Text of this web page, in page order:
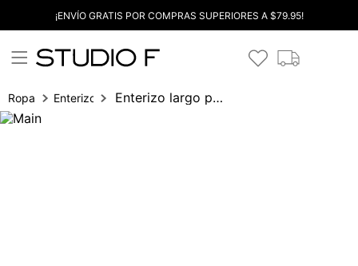
¡ENVÍO GRATIS POR COMPRAS SUPERIORES A $79.95!
Ropa Enterizos Enterizo largo palazo